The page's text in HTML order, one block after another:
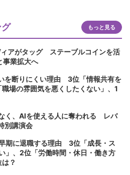
もっと見る
アがタッグ ステーブルコインを活
事業拡大へ
を断りにくい理由 3位「情報共有を
場の雰囲気を悪くしたくない」、1
く、AIを使える人に奪われる レバ
別講演会
期に退職する理由 3位「成長・ス
」、2位「労働時間・休日・働き方
？